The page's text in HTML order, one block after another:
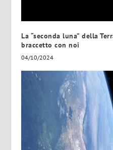
La “seconda luna” della
braccetto con noi
04/10/2024